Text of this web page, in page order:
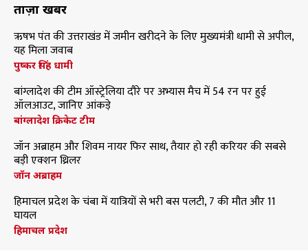
ताज़ा खबरें
ऋषभ पंत की उत्तराखंड में जमीन खरीदने के लिए मुख्यमंत्री धामी से अपील,
यह मिला जवाब
पुष्कर सिंह धामी
बांग्लादेश की टीम ऑस्ट्रेलिया दौरे पर अभ्यास मैच में 54 रन पर हुई
ऑलआउट, जानिए आंकड़े
बांग्लादेश क्रिकेट टीम
जॉन अब्राहम और शिवम नायर फिर साथ, तैयार हो रही करियर की सबसे
बड़ी एक्शन थ्रिलर
जॉन अब्राहम
हिमाचल प्रदेश के चंबा में यात्रियों से भरी बस पलटी, 7 की मौत और 11
घायल
हिमाचल प्रदेश